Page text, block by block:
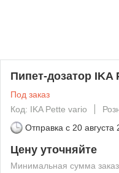
Пипет-дозатор IKA
Под заказ
Код: IKA Pette vario
Отправка с 20 августа
Цену уточняйте
Минимальная сумма